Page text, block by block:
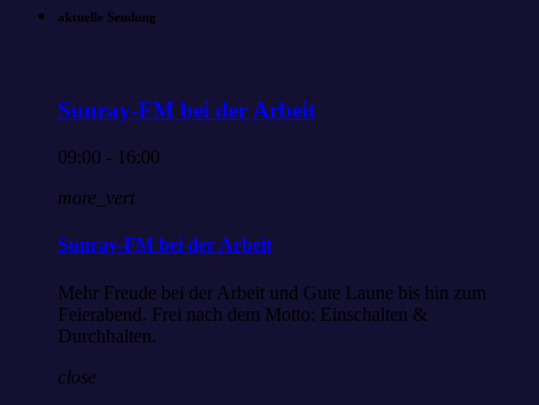
aktuelle Sendung
Sunray-FM bei der Arbeit
09:00 - 16:00
more_vert
Sunray-FM bei der Arbeit
Mehr Freude bei der Arbeit und Gute Laune bis hin zum
Feierabend. Frei nach dem Motto: Einschalten &
Durchhalten.
close